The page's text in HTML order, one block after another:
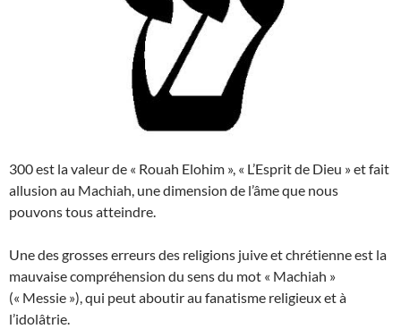
300 est la valeur de « Rouah Elohim », « L’Esprit de Dieu » et fait
allusion au Machiah, une dimension de l’âme que nous
pouvons tous atteindre.
Une des grosses erreurs des religions juive et chrétienne est la
mauvaise compréhension du sens du mot « Machiah »
(« Messie »), qui peut aboutir au fanatisme religieux et à
l’idolâtrie.